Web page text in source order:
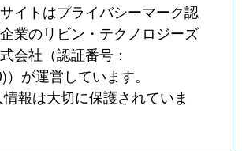
イトはプライバシーマーク認
業のリビン・テクノロジーズ
会社（認証番号：
）が運営しています。
報は大切に保護されていま